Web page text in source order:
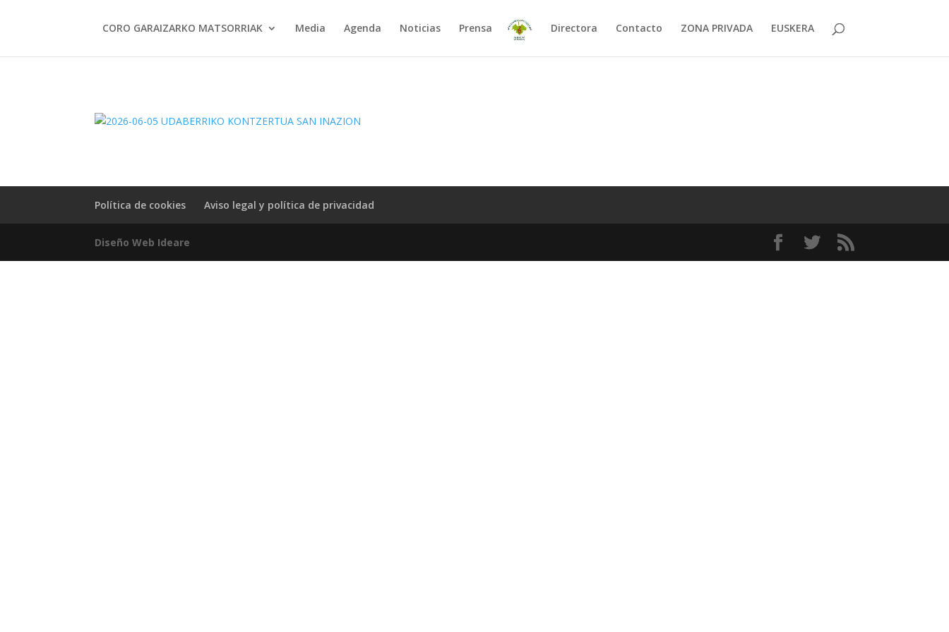
CORO GARAIZARKO MATSORRIAK Media Agenda Noticias Prensa Directora Contacto ZONA PRIVADA EUSKERA
Política de cookies Aviso legal y política de privacidad
Diseño Web Ideare